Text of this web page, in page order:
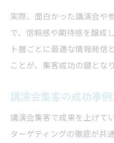
実際、面白かった講演会や
で、信頼感や期待感を醸成
ト層ごとに最適な情報発信
ことが、集客成功の鍵となり
講演会集客の成功事
講演会集客で成果を上げて
ターゲティングの徹底が共